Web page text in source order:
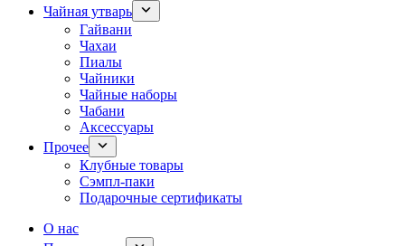
Чайная утварь
Гайвани
Чахаи
Пиалы
Чайники
Чайные наборы
Чабани
Аксессуары
Прочее
Клубные товары
Сэмпл-паки
Подарочные сертификаты
О нас